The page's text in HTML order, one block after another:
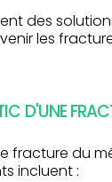
des
les
D'UNE
fracture du
incluent :